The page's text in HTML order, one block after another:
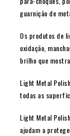
guarnição de
Os produtos de
oxidação,
brilho que
Light Metal
todas as
Light Metal
ajudam a